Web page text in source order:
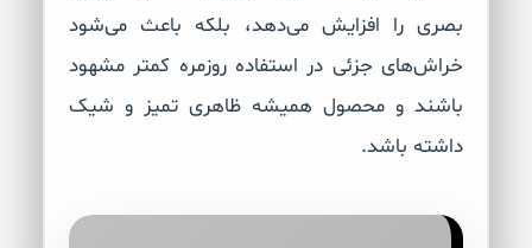
بصری را افزایش می‌دهد، بلکه باعث می‌شود
خراش‌های جزئی در استفاده روزمره کمتر مشهود
باشند و محصول همیشه ظاهری تمیز و شیک
داشته باشد.